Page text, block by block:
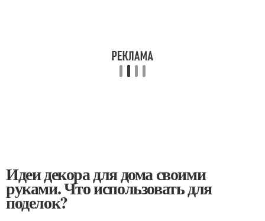
Идеи декора для дома своими
руками. Что использовать для
поделок?